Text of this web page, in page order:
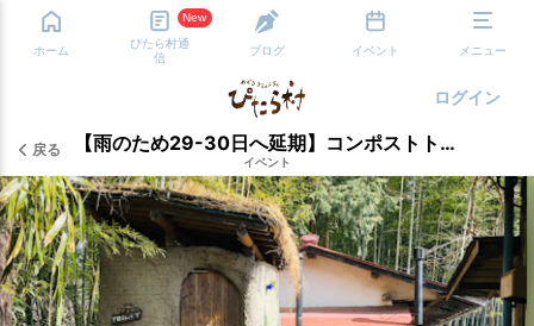
ホーム
New
ぴたら村通
信
ブログ イベント メニュー
ログイン
戻る 【雨のため29-30日へ延期】コンポストトイレ 草屋根修繕ワークショップ １泊２日
イベント